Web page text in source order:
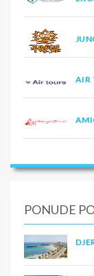
AIR
PONUDE